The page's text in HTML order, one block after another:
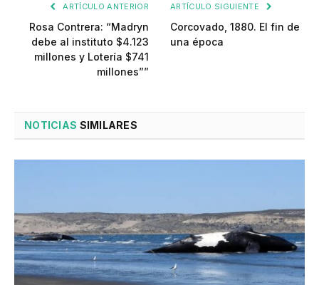
ARTÍCULO ANTERIOR
Rosa Contrera: “Madryn
debe al instituto $4.123
millones y Lotería $741
millones””
ARTÍCULO SIGUIENTE
Corcovado, 1880. El fin de
una época
NOTICIAS SIMILARES